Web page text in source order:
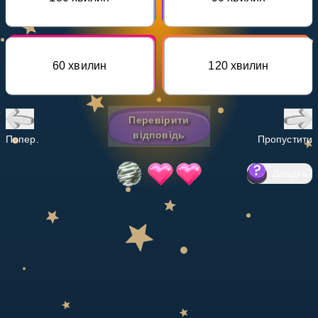
НАВЧАЛЬНИЙ ПЛАН
60 хвилин 120 хвилин
Попер.
Перевірити
відповідь
Пропустити
?